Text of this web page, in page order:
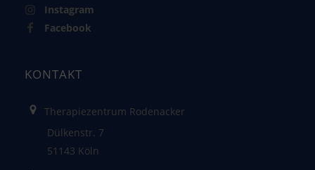
Instagram
Facebook
KONTAKT
Therapiezentrum Rodenacker
Dülkenstr. 7
51143 Köln